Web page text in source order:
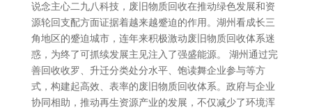
说念主心二九八科技，废旧物质回收在推动绿色发展和资
源轮回支配方面证据着越来越蹙迫的作用。湖州看成长三
角地区的蹙迫城市，连年来积极激动废旧物质回收体系迷
惑，为终了可抓续发展主见注入了强盛能源。 湖州通过完
善回收收罗、升迁分类处分水平、饱读舞企业参与等方
式，构建起高效、表率的废旧物质回收体系。政府与企业
协同相助，推动再生资源产业的发展，不仅减少了环境浑